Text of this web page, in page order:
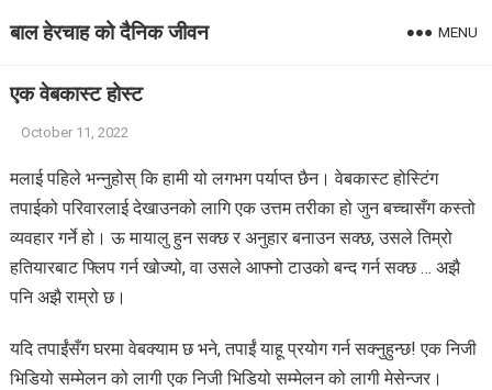
बाल हेरचाह को दैनिक जीवन MENU
एक वेबकास्ट होस्ट
October 11, 2022
मलाई पहिले भन्नुहोस् कि हामी यो लगभग पर्याप्त छैन। वेबकास्ट होस्टिंग
तपाईको परिवारलाई देखाउनको लागि एक उत्तम तरीका हो जुन बच्चासँग कस्तो
व्यवहार गर्ने हो। ऊ मायालु हुन सक्छ र अनुहार बनाउन सक्छ, उसले तिम्रो
हतियारबाट फ्लिप गर्न खोज्यो, वा उसले आफ्नो टाउको बन्द गर्न सक्छ … अझै
पनि अझै राम्रो छ।
यदि तपाईंसँग घरमा वेबक्याम छ भने, तपाईं याहू प्रयोग गर्न सक्नुहुन्छ! एक निजी
भिडियो सम्मेलन को लागी एक निजी भिडियो सम्मेलन को लागी मेसेन्जर।